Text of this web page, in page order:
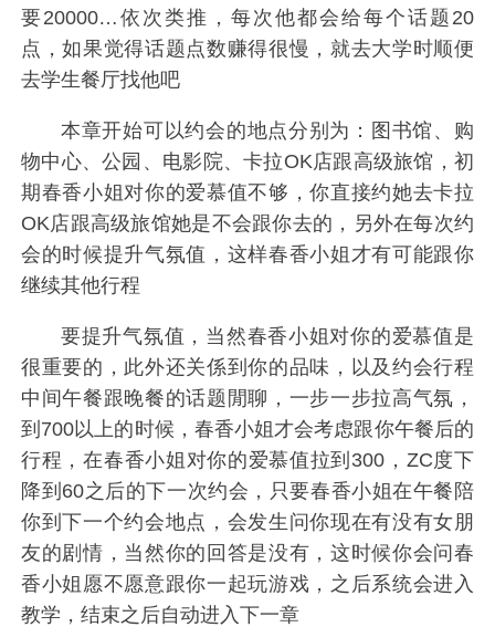
要20000…依次类推，每次他都会给每个话题20
点，如果觉得话题点数赚得很慢，就去大学时顺便
去学生餐厅找他吧
本章开始可以约会的地点分别为：图书馆、购
物中心、公园、电影院、卡拉OK店跟高级旅馆，初
期春香小姐对你的爱慕值不够，你直接约她去卡拉
OK店跟高级旅馆她是不会跟你去的，另外在每次约
会的时候提升气氛值，这样春香小姐才有可能跟你
继续其他行程
要提升气氛值，当然春香小姐对你的爱慕值是
很重要的，此外还关係到你的品味，以及约会行程
中间午餐跟晚餐的话题閒聊，一步一步拉高气氛，
到700以上的时候，春香小姐才会考虑跟你午餐后的
行程，在春香小姐对你的爱慕值拉到300，ZC度下
降到60之后的下一次约会，只要春香小姐在午餐陪
你到下一个约会地点，会发生问你现在有没有女朋
友的剧情，当然你的回答是没有，这时候你会问春
香小姐愿不愿意跟你一起玩游戏，之后系统会进入
教学，结束之后自动进入下一章